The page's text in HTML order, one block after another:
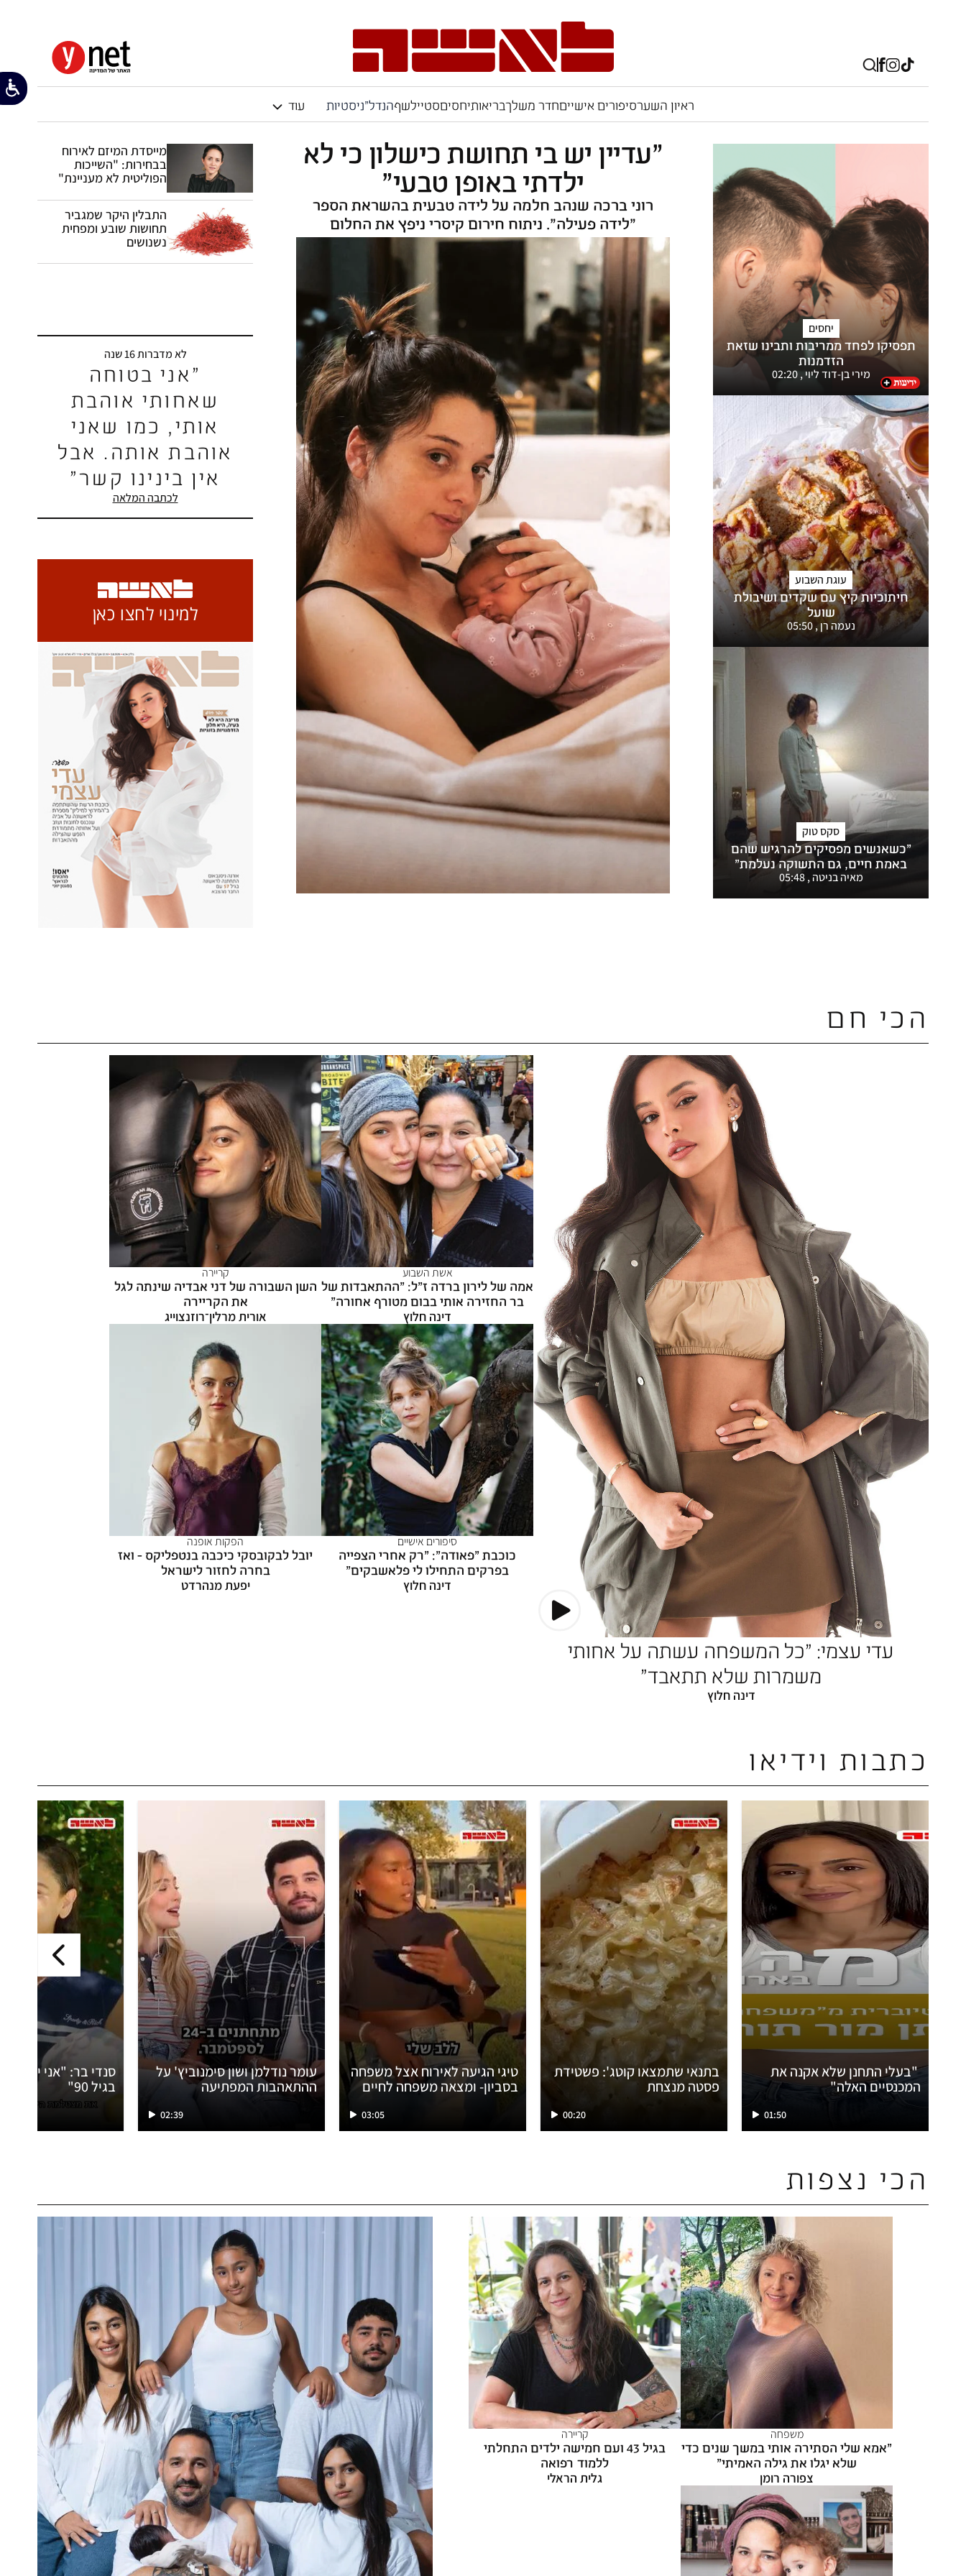
ראיון השערסיפורים אישייםחדר משלךבריאותיחסיםסטיילשףהנדל"ניסטיות עוד
מייסדת המיזם לאירוח
בבחירות: "השייכות
הפוליטית לא מעניינת"
התבלין היקר שמגביר
תחושות שובע ומפחית
נשנושים
יחסים
תפסיקו לפחד ממריבות ותבינו שזאת
הזדמנות
מירי בן-דוד ליוי,
02:20
עוגת השבוע
חיתוכיות קיץ עם שקדים ושיבולת
שועל
נעמה רן,
05:50
סקס טוק
"כשאנשים מפסיקים להרגיש שהם
באמת חיים, גם התשוקה נעלמת"
מאיה בניטה,
05:48
"עדיין יש בי תחושת כישלון כי לא
ילדתי באופן טבעי"
רוני ברכה שנהב חלמה על לידה טבעית בהשראת הספר
"לידה פעילה". ניתוח חירום קיסרי ניפץ את החלום
לא מדברות 16 שנה
"אני בטוחה
שאחותי אוהבת
אותי, כמו שאני
אוהבת אותה. אבל
אין בינינו קשר"
לכתבה המלאה
הכי חם
עדי עצמי: "כל המשפחה עשתה על אחותי
משמרות שלא תתאבד"
דינה חלוץ
אשת השבוע
אמה של לירון ברדה ז"ל: "ההתאבדות של
בר החזירה אותי בבום מטורף אחורה"
דינה חלוץ
קריירה
השן השבורה של דני אבדיה שינתה לגל
את הקריירה
אורית מרלין־רוזנצוייג
סיפורים אישיים
כוכבת "פאודה": "רק אחרי הצפייה
בפרקים התחילו לי פלאשבקים"
דינה חלוץ
הפקות אופנה
יובל לבקובסקי כיכבה בנטפליקס - ואז
בחרה לחזור לישראל
יפעת מנהרדט
כתבות וידיאו
"בעלי התחנן שלא אקנה את
המכנסיים האלה"
01:50
בתנאי שתמצאו קוטג': פשטידת
פסטה מנצחת
00:20
טיגי הגיעה לאירוח אצל משפחה
בסביון- ומצאה משפחה לחיים
03:05
עומר נודלמן ושון סימנוביץ' על
ההתאהבות המפתיעה
02:39
סנדי בר: "אני יודעת
בגיל 90"
הכי נצפות
משפחה
"אמא שלי הסתירה אותי במשך שנים כדי
שלא יגלו את גילה האמיתי"
צפורה רומן
קריירה
בגיל 43 ועם חמישה ילדים התחלתי
ללמוד רפואה
גלית הראלי